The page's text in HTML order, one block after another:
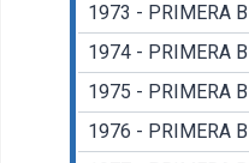
1973 - PRIMERA B
1974 - PRIMERA B
1975 - PRIMERA B
1976 - PRIMERA B